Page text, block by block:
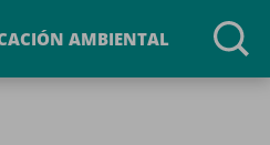
AMBIENTAL